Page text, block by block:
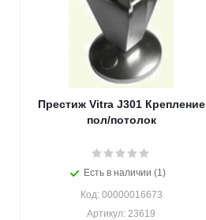
Престиж Vitra J301 Крепление
пол/потолок
Есть в наличии (1)
Код: 00000016673
Артикул: 23619